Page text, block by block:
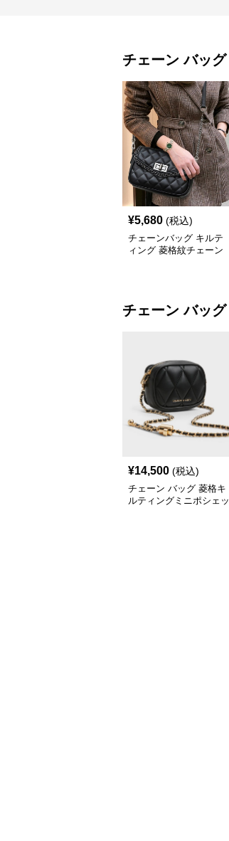
チェーン バッグ
¥5,680 (税込)
チェーンバッグ キルテ
ィング 菱格紋チェーン
チェーン バッグ
¥14,500 (税込)
チェーン バッグ 菱格キ
ルティングミニポシェッ